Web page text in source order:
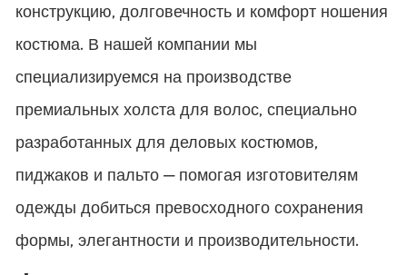
конструкцию, долговечность и комфорт ношения
костюма. В нашей компании мы
специализируемся на производстве
премиальных холста для волос, специально
разработанных для деловых костюмов,
пиджаков и пальто — помогая изготовителям
одежды добиться превосходного сохранения
формы, элегантности и производительности.